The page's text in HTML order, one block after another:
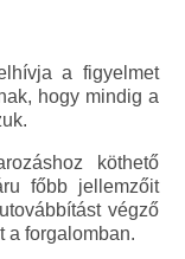
a figyelmet
hogy mindig a
köthető
főbb jellemzőit
végző
a forgalomban.